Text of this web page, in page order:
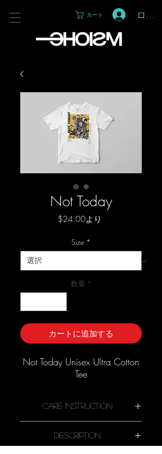
カート ログイ
Not Today
$24.00より
価
Size *
数量 *
カートに追加する
Not Today Unisex Ultra Cotton
Tee
Care Instruction
Machine wash cold, inside-out,
gentle cycle with mild detergent and
Description